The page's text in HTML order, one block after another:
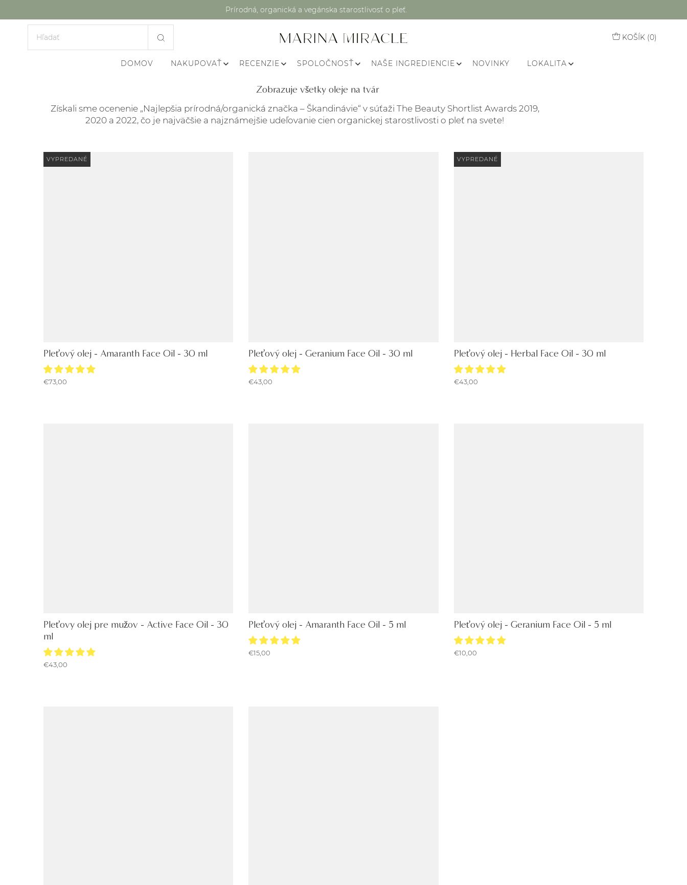
Prírodná, organická a vegánska starostlivosť o pleť.
KOŠÍK (0)
DOMOV NAKUPOVAŤ RECENZIE SPOLOČNOSŤ NAŠE INGREDIENCIE NOVINKY LOKALITA
Zobrazuje všetky oleje na tvár
Získali sme ocenenie „Najlepšia prírodná/organická značka – Škandinávie“ v súťaži The Beauty Shortlist Awards 2019,
2020 a 2022, čo je najväčšie a najznámejšie udeľovanie cien organickej starostlivosti o pleť na svete!
VYPREDANÉ
Pleťový olej - Amaranth Face Oil - 30 ml
€73,00
Pleťový olej - Geranium Face Oil - 30 ml
€43,00
VYPREDANÉ
Pleťový olej - Herbal Face Oil - 30 ml
€43,00
Pleťovy olej pre mužov - Active Face Oil - 30
ml
€43,00
Pleťový olej - Amaranth Face Oil - 5 ml
€15,00
Pleťový olej - Geranium Face Oil - 5 ml
€10,00